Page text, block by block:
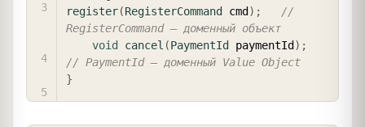
register(RegisterCommand cmd ) ;
//
RegisterCommand — доменный объект
void
cancel (PaymentId paymentId ) ;
// PaymentId — доменный Value Object
}